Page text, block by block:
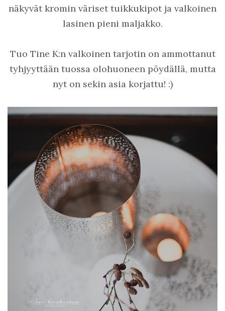
näkyvät kromin väriset tuikkukipot ja valkoinen
lasinen pieni maljakko.
Tuo Tine K:n valkoinen tarjotin on ammottanut
tyhjyyttään tuossa olohuoneen pöydällä, mutta
nyt on sekin asia korjattu! :)